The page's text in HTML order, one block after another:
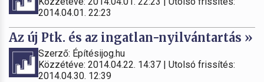
2014.04.01. 22:23
Az új Ptk. és az ingatlan-nyilvántartás »
Szerző: Építésijog.hu
Közzétéve: 2014.04.22. 14:37 | Utolsó frissítés:
2014.04.30. 12:39